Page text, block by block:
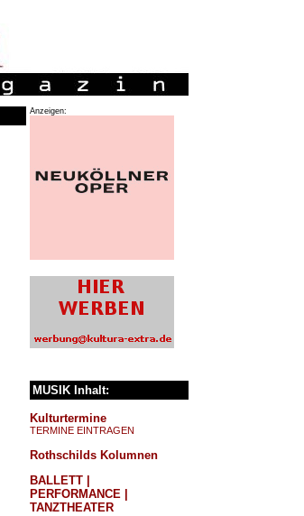
Anzeigen:
MUSIK Inhalt:
Kulturtermine
TERMINE EINTRAGEN
Rothschilds Kolumnen
BALLETT |
PERFORMANCE |
TANZTHEATER